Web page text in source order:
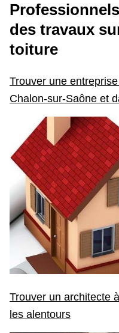
des travaux
toiture
Trouver une
Chalon-sur-Saône et
Trouver un architecte
les alentours